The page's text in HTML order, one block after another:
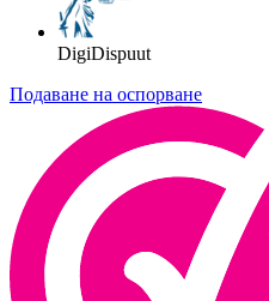
DigiDispuut
Подаване на оспорване